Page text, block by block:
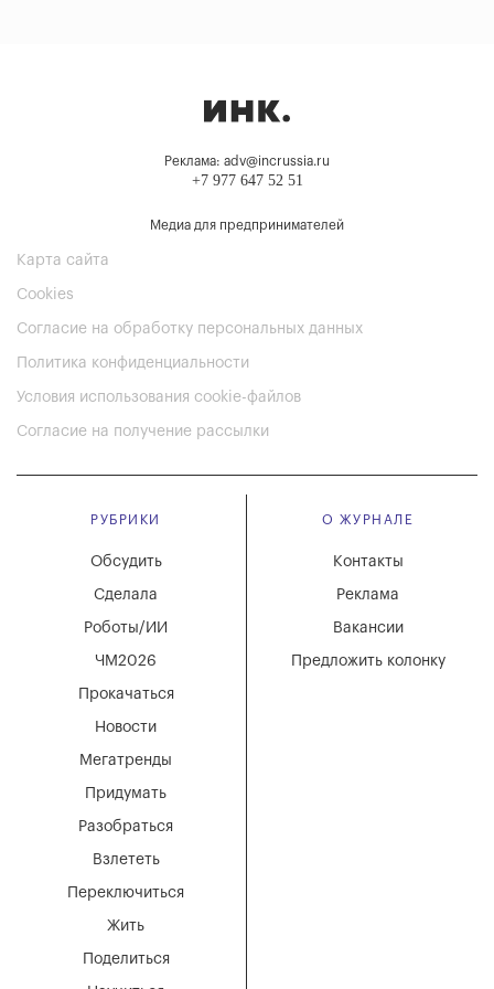
Реклама: adv@incrussia.ru
+7 977 647 52 51
Медиа для предпринимателей
Карта сайта
Cookies
Согласие на обработку персональных данных
Политика конфиденциальности
Условия использования cookie-файлов
Согласие на получение рассылки
РУБРИКИ
Мегатренды
Придумать
Разобраться
Взлететь
Новости
Переключиться
Жить
Поделиться
Обсудить
Сделала
Роботы/ИИ
ЧМ2026
Прокачаться
О ЖУРНАЛЕ
Вакансии
Реклама
Контакты
Предложить колонку